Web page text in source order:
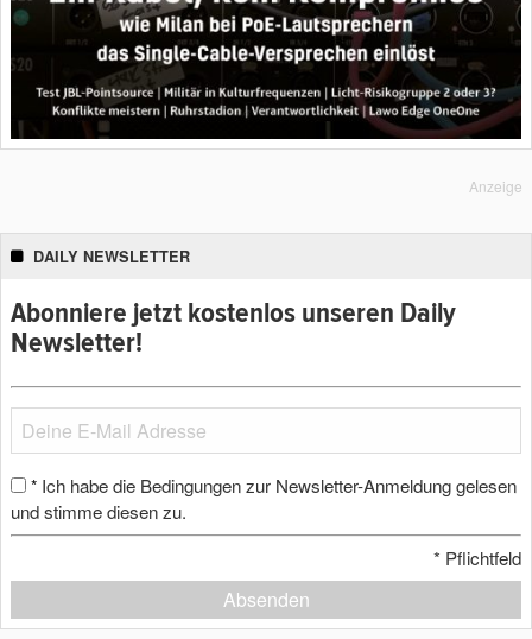
Anzeige
DAILY NEWSLETTER
Abonniere jetzt kostenlos unseren Daily
Newsletter!
* Ich habe die Bedingungen zur Newsletter-Anmeldung gelesen
und stimme diesen zu.
* Pflichtfeld
Absenden